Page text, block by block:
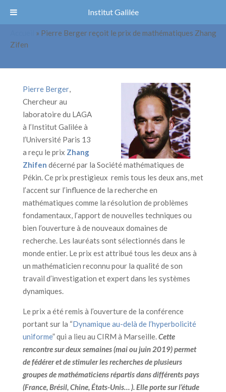
» Pierre Berger reçoit le prix de mathématiques Zhang
ZifenPierre Berger reçoit le prix de
Pierre Berger,
Chercheur au
laboratoire du LAGA
à l’Institut Galilée à
l’Université Paris 13
a reçu le prix Zhang
Zhifen décerné par la Société mathématiques de
Pékin.Ce prix prestigieux remis tous les deux ans, met
l’accent sur l’influence de la recherche en
mathématiques comme la résolution de problèmes
fondamentaux, l’apport de nouvelles techniques ou
bien l’ouverture à de nouveaux domaines de
recherche. Les lauréats sont sélectionnés dans le
monde entier. Le prix est attribué tous les deux ans à
un mathématicien reconnu pour la qualité de son
travail d’investigation et expert dans les systèmes
dynamiques.
Le prix a été remis à l’ouverture de la conférence
portant sur la “Dynamique au-delà de l’hyperbolicité
uniforme” qui a lieu au CIRM à Marseille.Cette
rencontre sur deux semaines (mai ou juin 2019) permet
de fédérer et de stimuler les recherches de plusieurs
groupes de mathématiciens répartis dans différents pays
(France, Brésil, Chine, États-Unis… ). Elle porte sur l’étude
Institut Galilée